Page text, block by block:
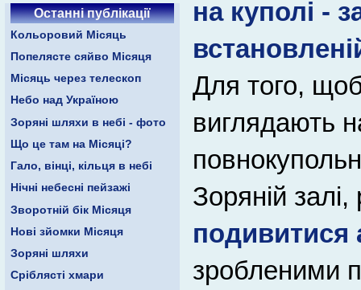
Останні публікації
Кольоровий Місяць
Попелясте сяйво Місяця
Місяць через телескоп
Небо над Україною
Зоряні шляхи в небі - фото
Що це там на Місяці?
Гало, вінці, кільця в небі
Нічні небесні пейзажі
Зворотній бік Місяця
Нові зйомки Місяця
Зоряні шляхи
Сріблясті хмари
на куполі -
Для того,
виглядають
Зоряній
зробленими